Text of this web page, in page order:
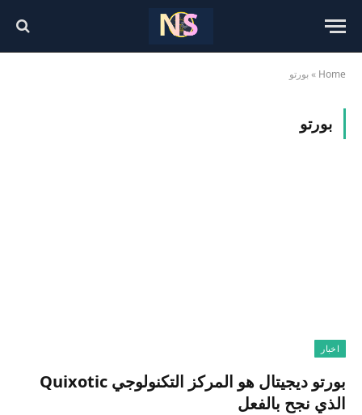
Home
»بورتو
بورتو
اخبار
بورتو ديجيتال هو المركز التكنولوجي Quixotic
الذي نجح بالفعل